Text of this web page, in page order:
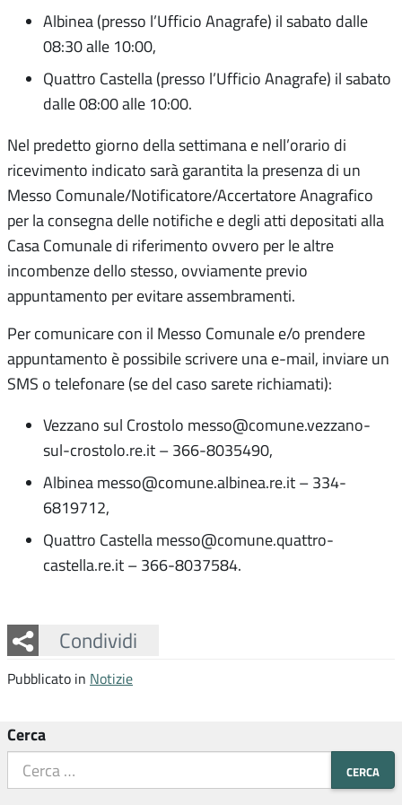
Albinea (presso l’Ufficio Anagrafe) il sabato dalle
08:30 alle 10:00,
Quattro Castella (presso l’Ufficio Anagrafe) il sabato
dalle 08:00 alle 10:00.
Nel predetto giorno della settimana e nell’orario di
ricevimento indicato sarà garantita la presenza di un
Messo Comunale/Notificatore/Accertatore Anagrafico
per la consegna delle notifiche e degli atti depositati alla
Casa Comunale di riferimento ovvero per le altre
incombenze dello stesso, ovviamente previo
appuntamento per evitare assembramenti.
Per comunicare con il Messo Comunale e/o prendere
appuntamento è possibile scrivere una e-mail, inviare un
SMS o telefonare (se del caso sarete richiamati):
Vezzano sul Crostolo messo@comune.vezzano-
sul-crostolo.re.it – 366-8035490,
Albinea messo@comune.albinea.re.it – 334-
6819712,
Quattro Castella messo@comune.quattro-
castella.re.it – 366-8037584.
Condividi
Facebook
Twitter
Whatsapp
Pubblicato in Notizie
Cerca